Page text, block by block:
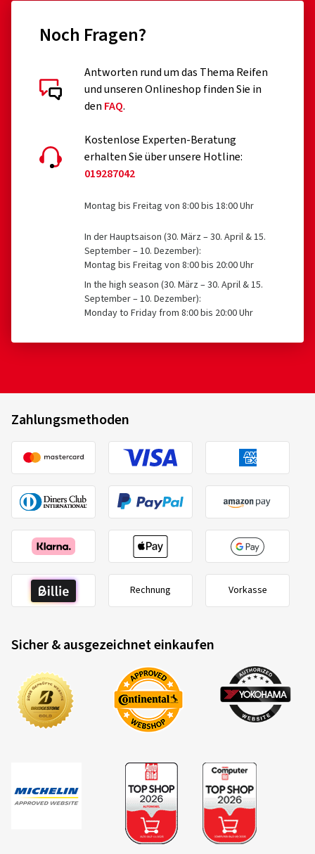
Noch Fragen?
Antworten rund um das Thema Reifen
und unseren Onlineshop finden Sie in
den FAQ.
Kostenlose Experten-Beratung
erhalten Sie über unsere Hotline:
019287042
Montag bis Freitag von 8:00 bis 18:00 Uhr
In der Hauptsaison (30. März – 30. April & 15.
September – 10. Dezember):
Montag bis Freitag von 8:00 bis 20:00 Uhr
In the high season (30. März – 30. April & 15.
September – 10. Dezember):
Monday to Friday from 8:00 bis 20:00 Uhr
Zahlungsmethoden
Rechnung Vorkasse
Sicher & ausgezeichnet einkaufen